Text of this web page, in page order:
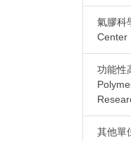
氣膠科
Center
功能性
其他單